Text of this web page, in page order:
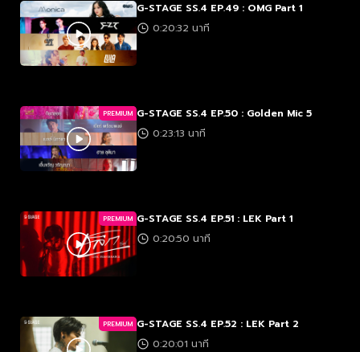
G-STAGE SS.4 EP.49 : OMG Part 1
0:20:32 นาที
PREMIUM G-STAGE SS.4 EP.50 : Golden Mic 5
0:23:13 นาที
PREMIUM G-STAGE SS.4 EP.51 : LEK Part 1
0:20:50 นาที
PREMIUM G-STAGE SS.4 EP.52 : LEK Part 2
0:20:01 นาที